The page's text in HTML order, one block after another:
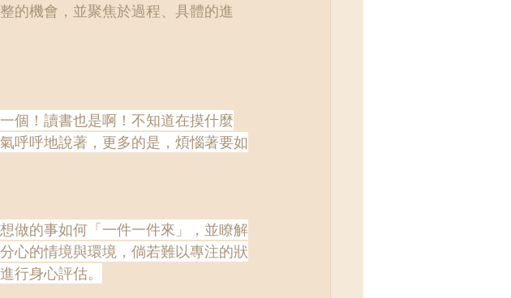
的機會，並聚焦於過程、具體的進
個！讀書也是啊！不知道在摸什麼
呼呼地說著，更多的是，煩惱著要如
做的事如何「一件一件來」，並瞭解
心的情境與環境，倘若難以專注的狀
行身心評估。